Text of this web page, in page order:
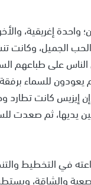
واحدة إغريقية،
الجميل، وكانت
على طباعهم
للسماء برفقة
إن إيزيس كانت
يديها، ثم صعدت
في التخطيط
والشاقة،